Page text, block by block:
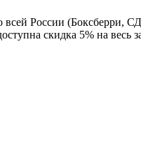
всей России
скидка 5% на весь